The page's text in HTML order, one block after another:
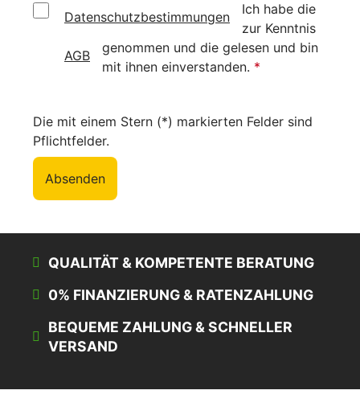
Ich habe die
Datenschutzbestimmungen
zur Kenntnis
genommen und die
AGB
gelesen und bin
mit ihnen einverstanden. *
Die mit einem Stern (*) markierten Felder sind
Pflichtfelder.
Absenden
QUALITÄT & KOMPETENTE BERATUNG
0% FINANZIERUNG & RATENZAHLUNG
BEQUEME ZAHLUNG & SCHNELLER
VERSAND